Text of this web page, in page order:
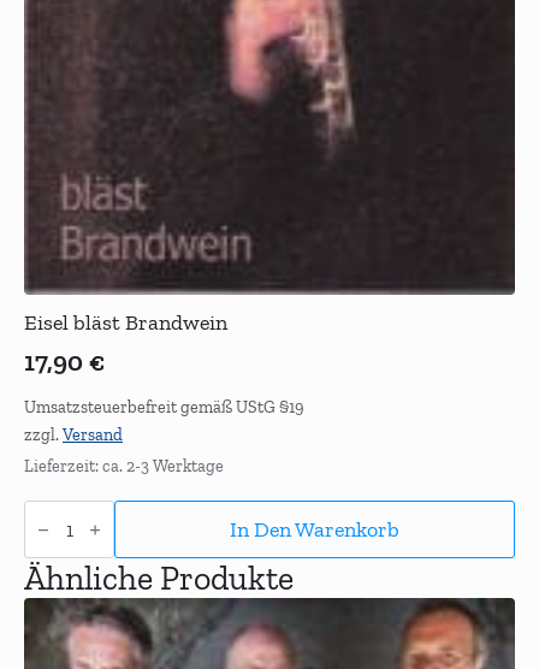
Eisel bläst Brandwein
17,90 €
Umsatzsteuerbefreit gemäß UStG §19
zzgl.Versand
Lieferzeit: ca. 2-3 Werktage
Eisel
bläst
Menge
In Den Warenkorb
Ähnliche Produkte